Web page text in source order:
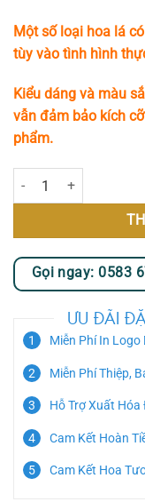
Một số loại hoa lá
tùy vào tình hình
Kiểu dáng và màu
vẫn đảm bảo kích
phẩm.
Mùa Yêu số lượng
Gọi ngay: 0583
ƯU ĐÃI
Miễn Phí In Logo
Miễn Phí Thiệp,
Hỗ Trợ Xuất
Cam Kết Hoàn
Cam Kết Hoa